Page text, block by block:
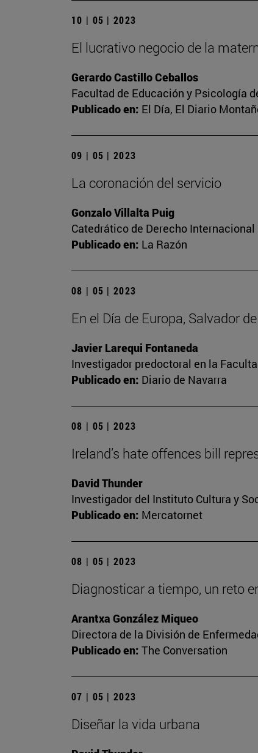
10 | 05 | 2023
El lucrativo negocio de la
Gerardo Castillo Ceballos
Facultad de Educación y Psicología
Publicado en: El Día, El Diario
09 | 05 | 2023
La coronación del servicio
Gonzalo Villalta Puig
Catedrático de Derecho
Publicado en: La Razón
08 | 05 | 2023
En el Día de Europa, Salvador
Javier Larequi Fontaneda
Investigador predoctoral en la
Publicado en: Diario de Navarra
08 | 05 | 2023
Ireland’s hate offences bill
David Thunder
Investigador del Instituto Cultura y
Publicado en: Mercatornet
08 | 05 | 2023
Diagnosticar a tiempo, un reto
Arantxa González Miqueo
Directora de la División de
Publicado en: The Conversation
07 | 05 | 2023
Diseñar la vida urbana